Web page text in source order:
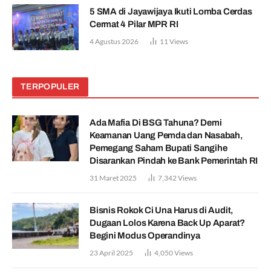
5 SMA di Jayawijaya Ikuti Lomba Cerdas
Cermat 4 Pilar MPR RI
4 Agustus 2026 11Views
TERPOPULER
Ada Mafia Di BSG Tahuna? Demi
Keamanan Uang Pemda dan Nasabah,
Pemegang Saham Bupati Sangihe
Disarankan Pindah ke Bank Pemerintah RI
31 Maret 2025 7,342Views
Bisnis Rokok Ci Una Harus di Audit,
Dugaan Lolos Karena Back Up Aparat?
Begini Modus Operandinya
23 April 2025 4,050Views